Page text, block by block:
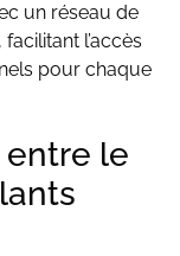
un réseau de
l’accès
pour chaque
le